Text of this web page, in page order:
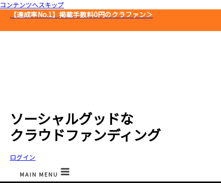
コンテンツへスキップ
【達成率No.1】 掲載手数料0円のクラファン＞
ソーシャルグッドな
クラウドファンディング
ログイン
MAIN MENU